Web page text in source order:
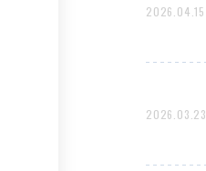
2026.04.15
2026.03.23